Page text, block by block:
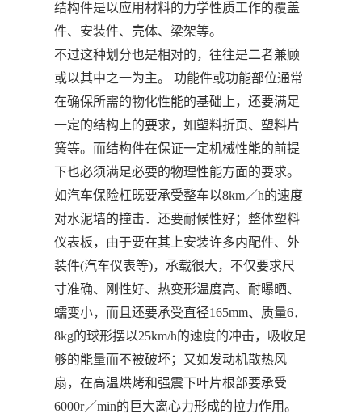
结构件是以应用材料的力学性质工作的覆盖
件、安装件、壳体、梁架等。
不过这种划分也是相对的，往往是二者兼顾
或以其中之一为主。 功能件或功能部位通常
在确保所需的物化性能的基础上，还要满足
一定的结构上的要求，如塑料折页、塑料片
簧等。而结构件在保证一定机械性能的前提
下也必须满足必要的物理性能方面的要求。
如汽车保险杠既要承受整车以8km／h的速度
对水泥墙的撞击．还要耐候性好；整体塑料
仪表板，由于要在其上安装许多内配件、外
装件(汽车仪表等)，承载很大，不仅要求尺
寸准确、刚性好、热变形温度高、耐曝晒、
蠕变小，而且还要承受直径165mm、质量6．
8kg的球形摆以25km/h的速度的冲击，吸收足
够的能量而不被破坏；又如发动机散热风
扇，在高温烘烤和强震下叶片根部要承受
6000r／min的巨大离心力形成的拉力作用。